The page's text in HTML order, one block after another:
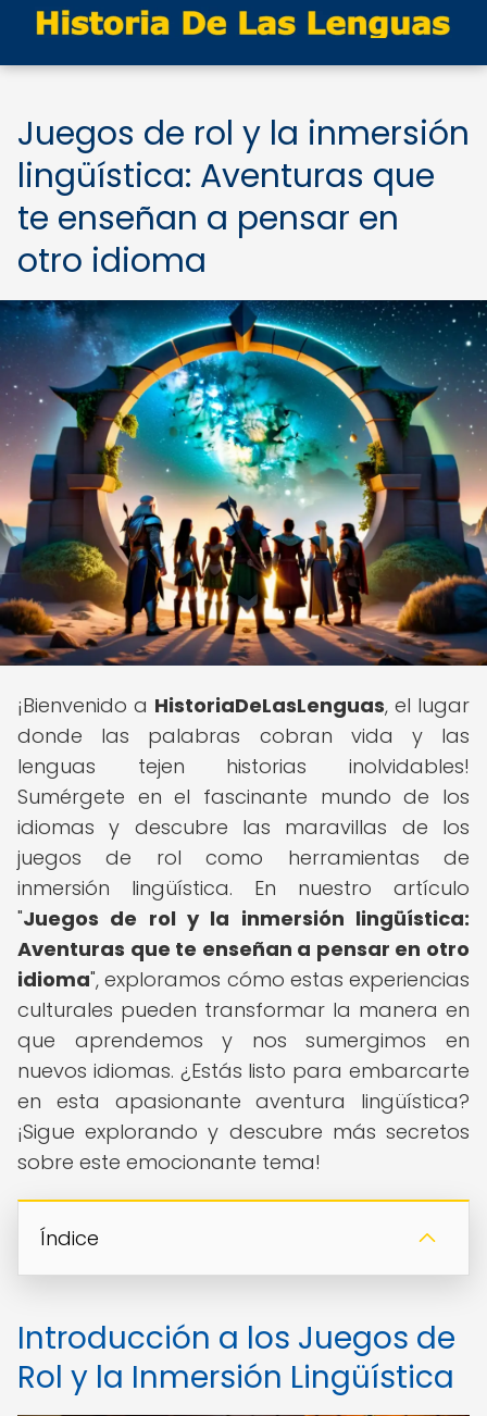
Juegos de rol y la inmersión
lingüística: Aventuras que
te enseñan a pensar en
otro idioma
¡Bienvenido a HistoriaDeLasLenguas, el lugar
donde las palabras cobran vida y las
lenguas tejen historias inolvidables!
Sumérgete en el fascinante mundo de los
idiomas y descubre las maravillas de los
juegos de rol como herramientas de
inmersión lingüística. En nuestro artículo
"Juegos de rol y la inmersión lingüística:
Aventuras que te enseñan a pensar en otro
idioma", exploramos cómo estas experiencias
culturales pueden transformar la manera en
que aprendemos y nos sumergimos en
nuevos idiomas. ¿Estás listo para embarcarte
en esta apasionante aventura lingüística?
¡Sigue explorando y descubre más secretos
sobre este emocionante tema!
Índice
Introducción a los Juegos de
Rol y la Inmersión Lingüística